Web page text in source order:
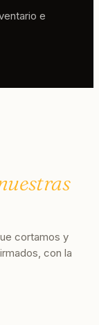
e
cortamos y
con la